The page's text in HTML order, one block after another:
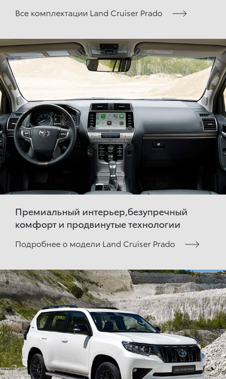
Все комплектации Land Cruiser Prado
Премиальный интерьер,безупречный
комфорт и продвинутые технологии
Подробнее о модели Land Cruiser Prado